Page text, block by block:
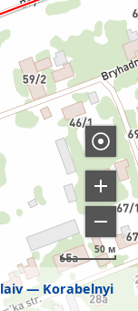
Korabelnyi
50 м